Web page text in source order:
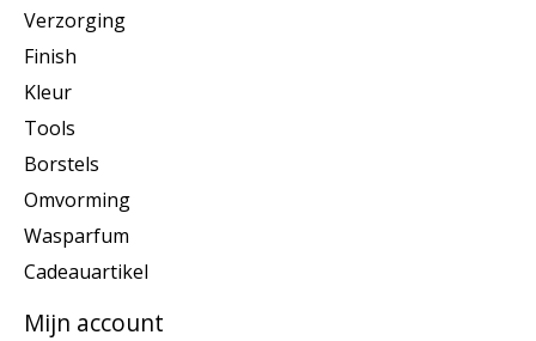
Verzorging
Finish
Kleur
Tools
Borstels
Omvorming
Wasparfum
Cadeauartikel
Mijn account